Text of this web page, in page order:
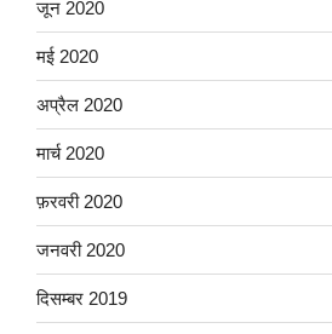
जून 2020
मई 2020
अप्रैल 2020
मार्च 2020
फ़रवरी 2020
जनवरी 2020
दिसम्बर 2019